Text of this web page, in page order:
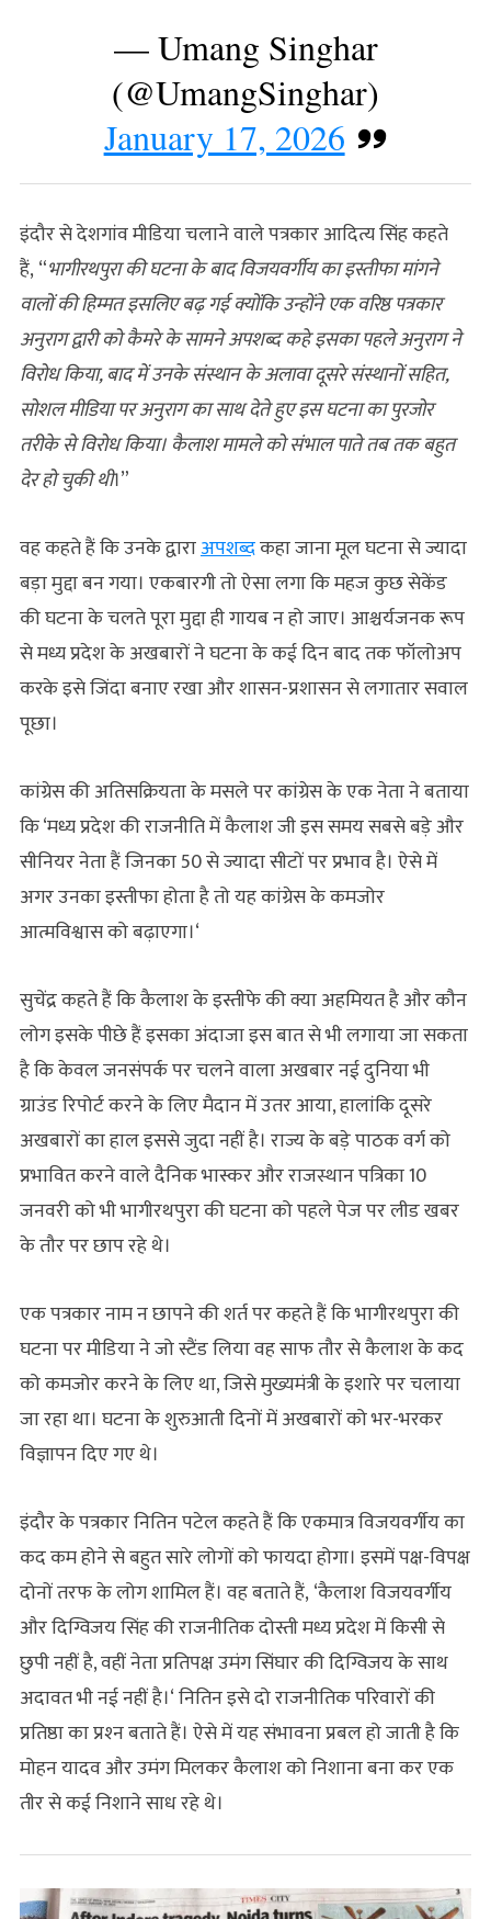
— Umang Singhar
(@UmangSinghar)
January 17, 2026
इंदौर से देशगांव मीडिया चलाने वाले पत्रकार आदित्य सिंह कहते
हैं, “भागीरथपुरा की घटना के बाद विजयवर्गीय का इस्तीफा मांगने
वालों की हिम्मत इसलिए बढ़ गई क्योंकि उन्होंने एक वरिष्ठ पत्रकार
अनुराग द्वारी को कैमरे के सामने अपशब्द कहे इसका पहले अनुराग ने
विरोध किया, बाद में उनके संस्थान के अलावा दूसरे संस्थानों सहित,
सोशल मीडिया पर अनुराग का साथ देते हुए इस घटना का पुरजोर
तरीके से विरोध किया। कैलाश मामले को संभाल पाते तब तक बहुत
देर हो चुकी थी।”
वह कहते हैं कि उनके द्वाराअपशब्दकहा जाना मूल घटना से ज्यादा
बड़ा मुद्दा बन गया। एकबारगी तो ऐसा लगा कि महज कुछ सेकेंड
की घटना के चलते पूरा मुद्दा ही गायब न हो जाए। आश्चर्यजनक रूप
से मध्य प्रदेश के अखबारों ने घटना के कई दिन बाद तक फॉलोअप
करके इसे जिंदा बनाए रखा और शासन-प्रशासन से लगातार सवाल
पूछा।
कांग्रेस की अतिसक्रियता के मसले पर कांग्रेस के एक नेता ने बताया
कि ‘मध्य प्रदेश की राजनीति में कैलाश जी इस समय सबसे बड़े और
सीनियर नेता हैं जिनका 50 से ज्यादा सीटों पर प्रभाव है। ऐसे में
अगर उनका इस्तीफा होता है तो यह कांग्रेस के कमजोर
आत्मविश्वास को बढ़ाएगा।‘
सुचेंद्र कहते हैं कि कैलाश के इस्तीफे की क्या अहमियत है और कौन
लोग इसके पीछे हैं इसका अंदाजा इस बात से भी लगाया जा सकता
है कि केवल जनसंपर्क पर चलने वाला अखबार नई दुनिया भी
ग्राउंड रिपोर्ट करने के लिए मैदान में उतर आया, हालांकि दूसरे
अखबारों का हाल इससे जुदा नहीं है। राज्य के बड़े पाठक वर्ग को
प्रभावित करने वाले दैनिक भास्कर और राजस्थान पत्रिका 10
जनवरी को भी भागीरथपुरा की घटना को पहले पेज पर लीड खबर
के तौर पर छाप रहे थे।
एक पत्रकार नाम न छापने की शर्त पर कहते हैं कि भागीरथपुरा की
घटना पर मीडिया ने जो स्टैंड लिया वह साफ तौर से कैलाश के कद
को कमजोर करने के लिए था, जिसे मुख्यमंत्री के इशारे पर चलाया
जा रहा था। घटना के शुरुआती दिनों में अखबारों को भर-भरकर
विज्ञापन दिए गए थे।
इंदौर के पत्रकार नितिन पटेल कहते हैं कि एकमात्र विजयवर्गीय का
कद कम होने से बहुत सारे लोगों को फायदा होगा। इसमें पक्ष-विपक्ष
दोनों तरफ के लोग शामिल हैं। वह बताते हैं, ‘कैलाश विजयवर्गीय
और दिग्विजय सिंह की राजनीतिक दोस्ती मध्य प्रदेश में किसी से
छुपी नहीं है, वहीं नेता प्रतिपक्ष उमंग सिंघार की दिग्विजय के साथ
अदावत भी नई नहीं है।‘ नितिन इसे दो राजनीतिक परिवारों की
प्रतिष्ठा का प्रश्‍न बताते हैं। ऐसे में यह संभावना प्रबल हो जाती है कि
मोहन यादव और उमंग मिलकर कैलाश को निशाना बना कर एक
तीर से कई निशाने साध रहे थे।